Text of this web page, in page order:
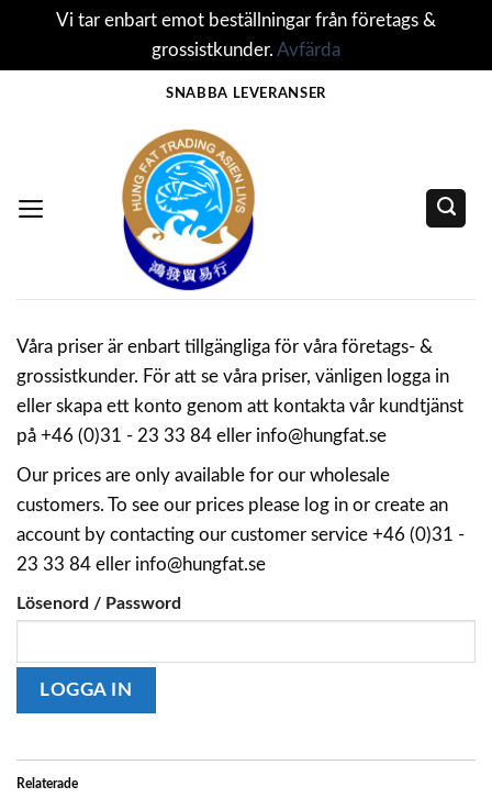
Vi tar enbart emot beställningar från företags &
grossistkunder. Avfärda
SNABBA LEVERANSER
Våra priser är enbart tillgängliga för våra företags- &
grossistkunder. För att se våra priser, vänligen logga in
eller skapa ett konto genom att kontakta vår kundtjänst
på +46 (0)31 - 23 33 84 eller info@hungfat.se
Our prices are only available for our wholesale
customers. To see our prices please log in or create an
account by contacting our customer service +46 (0)31 -
23 33 84 eller info@hungfat.se
Lösenord / Password
Relaterade